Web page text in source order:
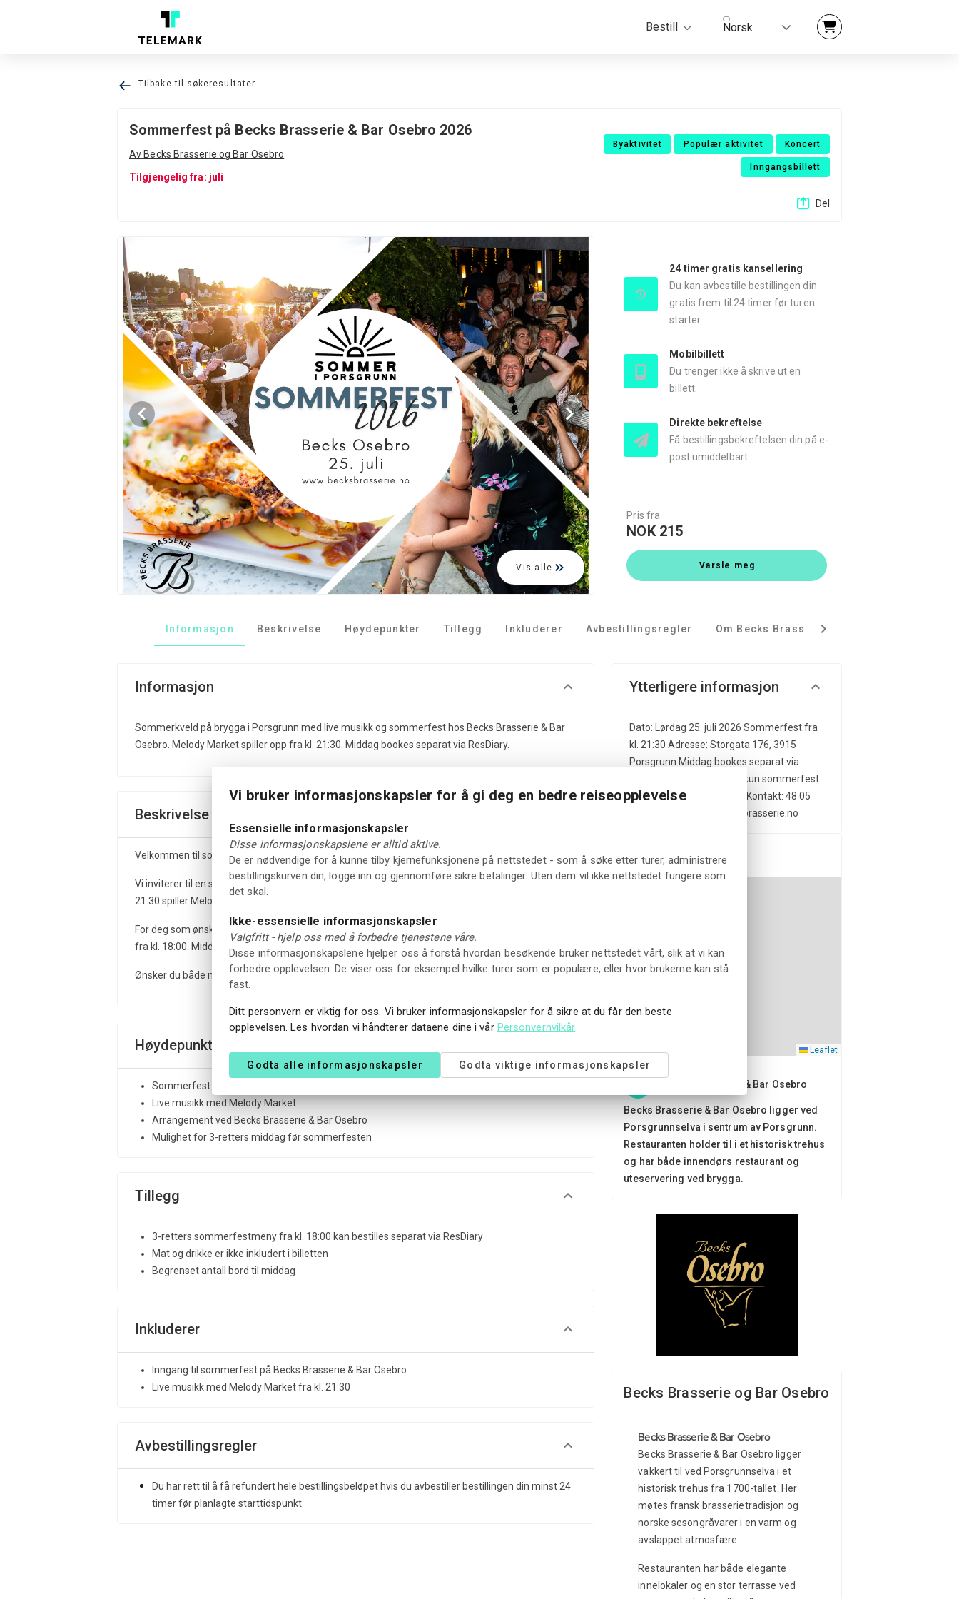
Bestill Norsk
Tilbake til søkeresultater
Sommerfest på Becks Brasserie & Bar Osebro 2026
Av Becks Brasserie og Bar Osebro
Tilgjengelig fra: juli
Byaktivitet Populær aktivitet Koncert
Inngangsbillett
Del
Vis alle
24 timer gratis kansellering
Du kan avbestille bestillingen din
gratis frem til 24 timer før turen
starter.
Mobilbillett
Du trenger ikke å skrive ut en
billett.
Direkte bekreftelse
Få bestillingsbekreftelsen din på e-
post umiddelbart.
Pris fra
NOK 215
Varsle meg
Informasjon Beskrivelse Høydepunkter Tillegg Inkluderer Avbestillingsregler Om Becks Brasserie og Bar Osebro
Informasjon
Sommerkveld på brygga i Porsgrunn med live musikk og sommerfest hos Becks Brasserie & Bar
Osebro. Melody Market spiller opp fra kl. 21:30. Middag bookes separat via ResDiary.
Beskrivelse
Velkommen til sommerfest på Becks Brasserie & Bar Osebro lørdag 25. juli.
Vi inviterer til en sommerkveld på brygga med live musikk og sommerfest utover kvelden. Fra kl.
21:30 spiller Melody Market opp til fest på Osebro.
For deg som ønsker å starte kvelden med middag, serverer vi en egen 3-retters sommerfestmeny
fra kl. 18:00. Middag bestilles separat via ResDiary og er ikke inkludert i billetten til sommerfesten.
Ønsker du både middag og sommerfest, anbefaler vi å bestille bord i god tid.
Høydepunkter
Sommerfest på brygga i Porsgrunn
Live musikk med Melody Market
Arrangement ved Becks Brasserie & Bar Osebro
Mulighet for 3-retters middag før sommerfesten
Tillegg
3-retters sommerfestmeny fra kl. 18:00 kan bestilles separat via ResDiary
Mat og drikke er ikke inkludert i billetten
Begrenset antall bord til middag
Inkluderer
Inngang til sommerfest på Becks Brasserie & Bar Osebro
Live musikk med Melody Market fra kl. 21:30
Avbestillingsregler
Du har rett til å få refundert hele bestillingsbeløpet hvis du avbestiller bestillingen din minst 24
timer før planlagte starttidspunkt.
Ytterligere informasjon
Dato: Lørdag 25. juli 2026 Sommerfest fra
kl. 21:30 Adresse: Storgata 176, 3915
Porsgrunn Middag bookes separat via
ResDiary Billetten gjelder kun sommerfest
og inkluderer ikke middag Kontakt: 48 05
11 11 | porsgrunn@becksbrasserie.no
Plass
Leaflet
Becks Brasserie & Bar Osebro
Becks Brasserie & Bar Osebro ligger ved
Porsgrunnselva i sentrum av Porsgrunn.
Restauranten holder til i et historisk trehus
og har både innendørs restaurant og
uteservering ved brygga.
Becks Brasserie og Bar Osebro
Becks Brasserie & Bar Osebro
Becks Brasserie & Bar Osebro ligger
vakkert til ved Porsgrunnselva i et
historisk trehus fra 1700-tallet. Her
møtes fransk brasserietradisjon og
norske sesongråvarer i en varm og
avslappet atmosfære.
Restauranten har både elegante
innelokaler og en stor terrasse ved
Vi bruker informasjonskapsler for å gi deg en bedre reiseopplevelse
Essensielle informasjonskapsler
Disse informasjonskapslene er alltid aktive.
De er nødvendige for å kunne tilby kjernefunksjonene på nettstedet - som å søke etter turer, administrere
bestillingskurven din, logge inn og gjennomføre sikre betalinger. Uten dem vil ikke nettstedet fungere som
det skal.
Ikke-essensielle informasjonskapsler
Valgfritt - hjelp oss med å forbedre tjenestene våre.
Disse informasjonskapslene hjelper oss å forstå hvordan besøkende bruker nettstedet vårt, slik at vi kan
forbedre opplevelsen. De viser oss for eksempel hvilke turer som er populære, eller hvor brukerne kan stå
fast.
Ditt personvern er viktig for oss. Vi bruker informasjonskapsler for å sikre at du får den beste
opplevelsen. Les hvordan vi håndterer dataene dine i vår Personvernvilkår
Godta alle informasjonskapsler Godta viktige informasjonskapsler